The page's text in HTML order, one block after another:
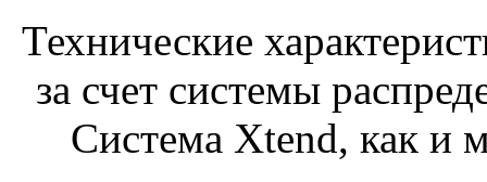
Технические
за счет системы
Система Xtend, как и